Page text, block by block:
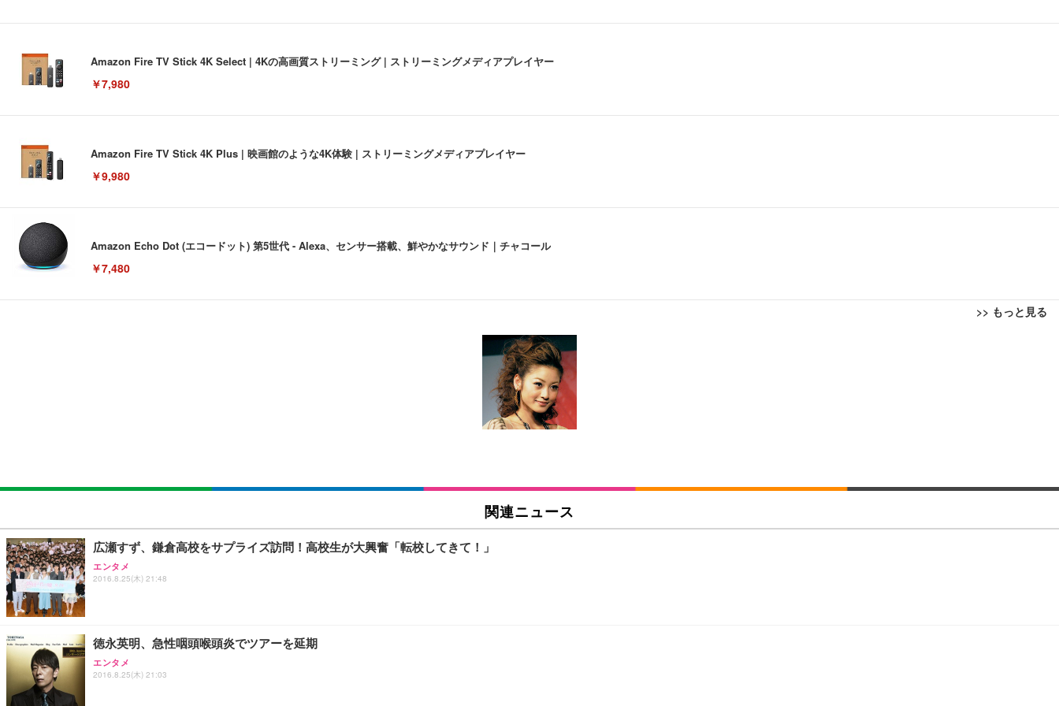
Amazon Fire TV Stick 4K Select | 4Kの高画質ストリーミング | ストリーミングメディアプレイヤー
￥7,980
Amazon Fire TV Stick 4K Plus | 映画館のような4K体験 | ストリーミングメディアプレイヤー
￥9,980
Amazon Echo Dot (エコードット) 第5世代 - Alexa、センサー搭載、鮮やかなサウンド｜チャコール
￥7,480
>> もっと見る
[EdoErgo] オフィスチェア 椅子 テレワーク 疲れない 跳ね上げ式アームレスト コンパクト 約105度ロッキング pc 事務椅子 360度回転 座面昇降 強化ナイロン樹脂ベース 通気性メッシュ 在宅ワーク H-WY01
Sezlife オフィスチェア デスクチェア 疲れない テレワーク チェア 強化バックレスト 30度ロッキング機能 人間工学 椅子 腰サポート 90度跳ね上げ式アームレスト 3Dヘッドレスト ハンガー付き 高反発クッ
ション PCチェア 通気性メッシュ ゲーミング/勉強/事務用 おしゃれ パソコンチェア (ブラック)
￥7,680
ション PCチェア 通気性メッシュ ゲーミング/勉強/事務用 おしゃれ パソコンチェア (ホワイト)
￥7,680
EIZO ビジネス向けプレミアムモニター | FlexScan EV3240X-WT | 31.5型4K UHD・USB Type-C・ホワイト
【純正品】27"ゲーミングモニター DualSense 充電フック付き（CFI-ZDM1J）
￥49,979
【整備済み品】Dell E2724HS 27インチ 液晶モニター フルHD（1920×1080）VA 非光沢 HDMI/DisplayPort/VGA スピーカー内蔵 高さ調整 スイベル VESA対応 ComfortView ビジネス向け
￥15,800
Amazonベーシック ペットシーツ 薄型 レギュラー 1回使い捨て 無香料 ホワイト 300枚
ネオ・ルーライフ ネオ・オムツ L 中型犬用 26枚入り 単品
￥1,800
Smart Basic(スマートベーシック) 【Amazon.co.jp限定】 Smart Basic アイリスオーヤマ ペットシーツ 超厚型 お徳用 ワイド 100枚入 (x 1) (ケース販売)
￥3,670
関連ニュース
広瀬すず、鎌倉高校をサプライズ訪問！高校生が大興奮「転校してきて！」
エンタメ
2016.8.25(木) 21:48
徳永英明、急性咽頭喉頭炎でツアーを延期
エンタメ
2016.8.25(木) 21:03